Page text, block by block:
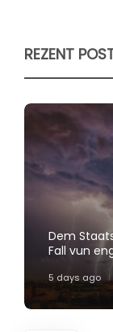
REZENT
Dem
Fall vun
5 days ago